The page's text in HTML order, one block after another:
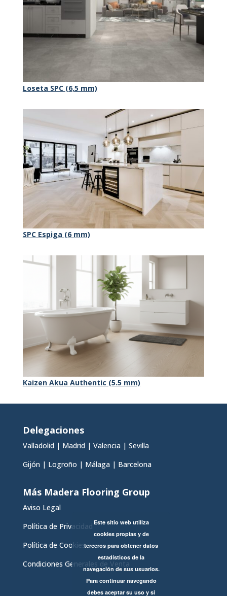
Loseta SPC (6,5 mm)
SPC Espiga (6 mm)
Kaizen Akua Authentic (5.5 mm)
Delegaciones
Valladolid| Madrid| Valencia| Sevilla
Gijón| Logroño | Málaga| Barcelona
Más Madera Flooring Group
Aviso Legal
Política de Privacidad
Política de Cookies
Condiciones Generales de Venta
Este sitio web utiliza
cookies propias y de
terceros para obtener datos
estadísticos de la
navegación de sus usuarios.
Para continuar navegando
debes aceptar su uso y si